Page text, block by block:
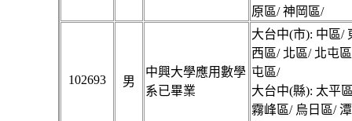
原區/ 神岡區/
102693 男
中興大學應用數學
系已畢業
大台中(市): 中區/
西區/ 北區/ 北屯
屯區/
大台中(縣): 太平
霧峰區/ 烏日區/